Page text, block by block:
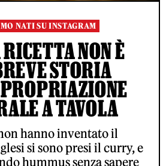
NATI SU INSTAGRAM
RICETTA NON È
STORIA
A TAVOLA
hanno inventato il
si sono presi il curry, e
hummus senza sapere